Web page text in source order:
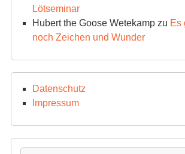
Lötseminar
Hubert the Goose Wetekampzu Es
noch Zeichen und Wunder
Datenschutz
Impressum